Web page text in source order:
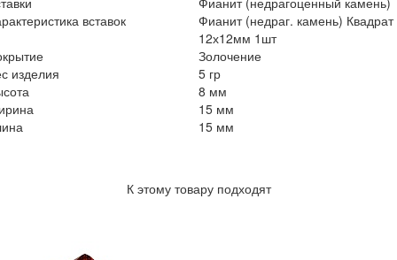
вставок
Фианит (недраг. камень) Квадрат
12х12мм 1шт
Золочение
изделия
5 гр
8 мм
15 мм
15 мм
К этому товару подходят